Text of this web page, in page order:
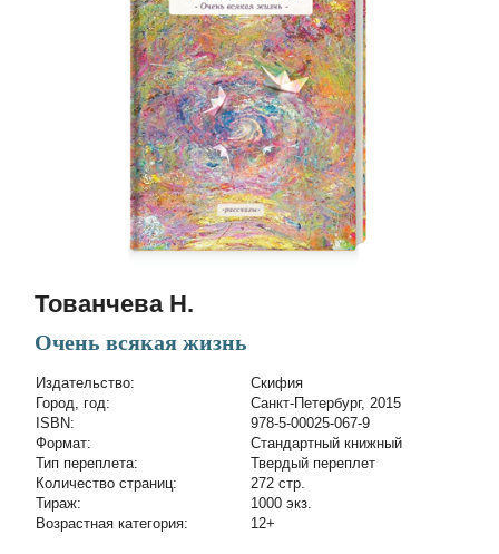
Тованчева Н.
Очень всякая жизнь
Издательство:
Скифия
Город, год:
Санкт-Петербург, 2015
ISBN:
978-5-00025-067-9
Формат:
Стандартный книжный
Тип переплета:
Твердый переплет
Количество страниц:
272 стр.
Тираж:
1000 экз.
Возрастная категория:
12+